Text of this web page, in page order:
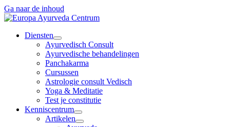
Ga naar de inhoud
Diensten
Ayurvedisch Consult
Ayurvedische behandelingen
Panchakarma
Cursussen
Astrologie consult Vedisch
Yoga & Meditatie
Test je constitutie
Kenniscentrum
Artikelen